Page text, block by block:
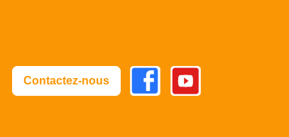
Contactez-nous
FacebookYoutube